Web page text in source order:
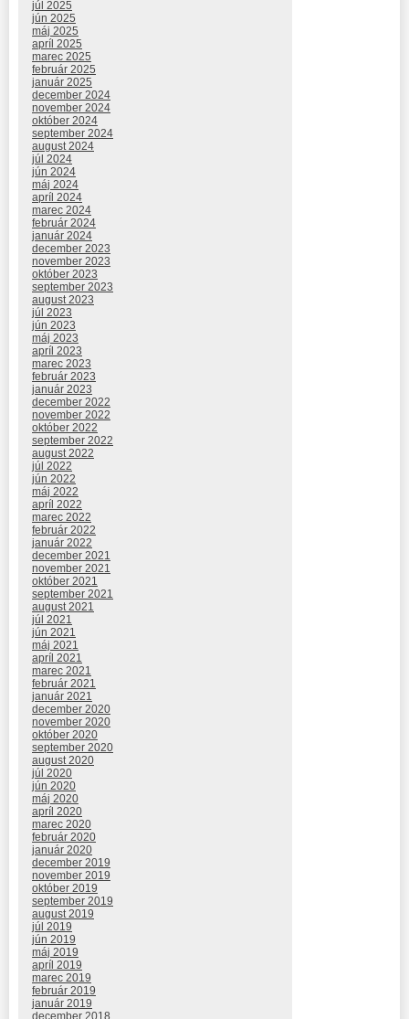
júl 2025
jún 2025
máj 2025
apríl 2025
marec 2025
február 2025
január 2025
december 2024
november 2024
október 2024
september 2024
august 2024
júl 2024
jún 2024
máj 2024
apríl 2024
marec 2024
február 2024
január 2024
december 2023
november 2023
október 2023
september 2023
august 2023
júl 2023
jún 2023
máj 2023
apríl 2023
marec 2023
február 2023
január 2023
december 2022
november 2022
október 2022
september 2022
august 2022
júl 2022
jún 2022
máj 2022
apríl 2022
marec 2022
február 2022
január 2022
december 2021
november 2021
október 2021
september 2021
august 2021
júl 2021
jún 2021
máj 2021
apríl 2021
marec 2021
február 2021
január 2021
december 2020
november 2020
október 2020
september 2020
august 2020
júl 2020
jún 2020
máj 2020
apríl 2020
marec 2020
február 2020
január 2020
december 2019
november 2019
október 2019
september 2019
august 2019
júl 2019
jún 2019
máj 2019
apríl 2019
marec 2019
február 2019
január 2019
december 2018